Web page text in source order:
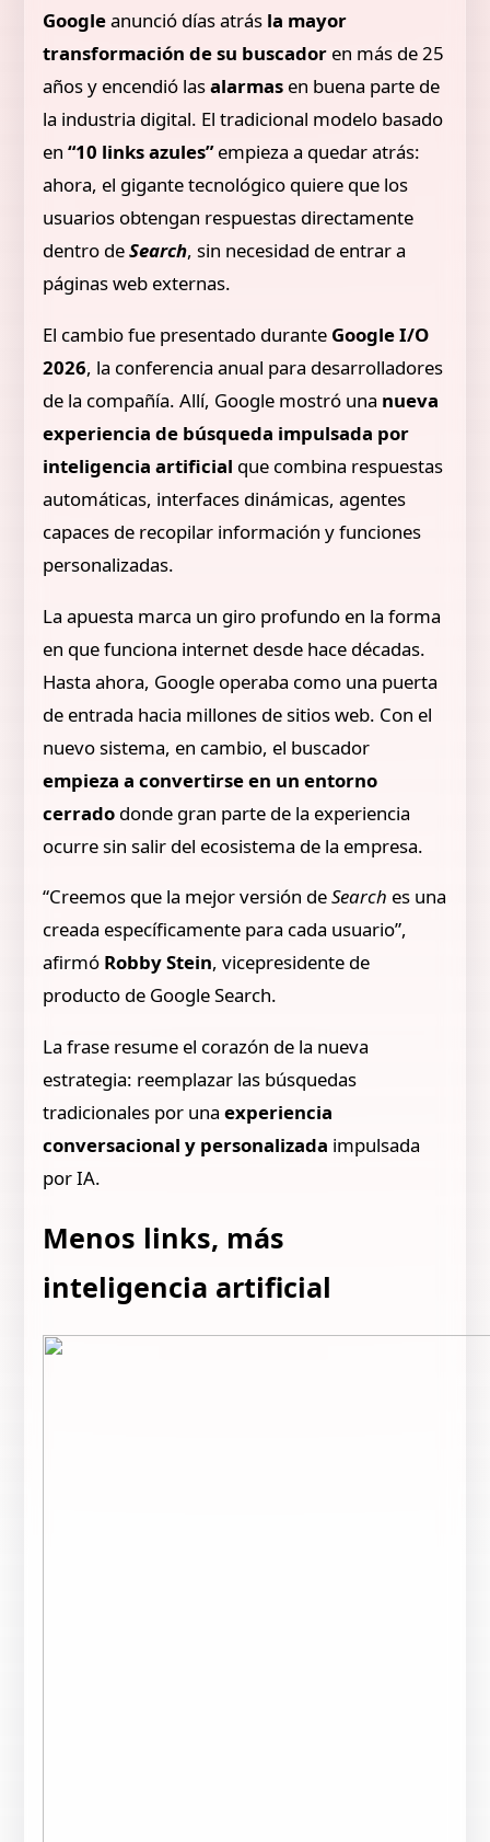
Googleanunció días atrás la mayor
transformación de su buscador en más de 25
años y encendió lasalarmas en buena parte de
la industria digital. El tradicional modelo basado
en “10 links azules”empieza a quedar atrás:
ahora, el gigante tecnológico quiere que los
usuarios obtengan respuestas directamente
dentro deSearch, sin necesidad de entrar a
páginas web externas.
El cambio fue presentado durante Google I/O
2026, la conferencia anual para desarrolladores
de la compañía. Allí, Google mostró una nueva
experiencia de búsqueda impulsada por
inteligencia artificial que combina respuestas
automáticas, interfaces dinámicas, agentes
capaces de recopilar información y funciones
personalizadas.
La apuesta marca un giro profundo en la forma
en que funciona internet desde hace décadas.
Hasta ahora, Google operaba como una puerta
de entrada hacia millones de sitios web. Con el
nuevo sistema, en cambio, el buscador
empieza a convertirse en un entorno
cerrado donde gran parte de la experiencia
ocurre sin salir del ecosistema de la empresa.
“Creemos que la mejor versión deSearch es una
creada específicamente para cada usuario”,
afirmó Robby Stein, vicepresidente de
producto de Google Search.
La frase resume el corazón de la nueva
estrategia: reemplazar las búsquedas
tradicionales por unaexperiencia
conversacional y personalizada impulsada
por IA.
Menos links, más
inteligencia artificial